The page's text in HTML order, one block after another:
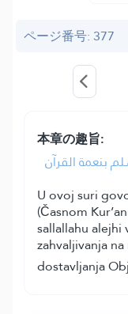
ページ番号: 377
本章の趣旨:
بنعمة القرآن
U ovoj suri
(Časnom
sallallahu
zahvaljivanja
dostavljanja